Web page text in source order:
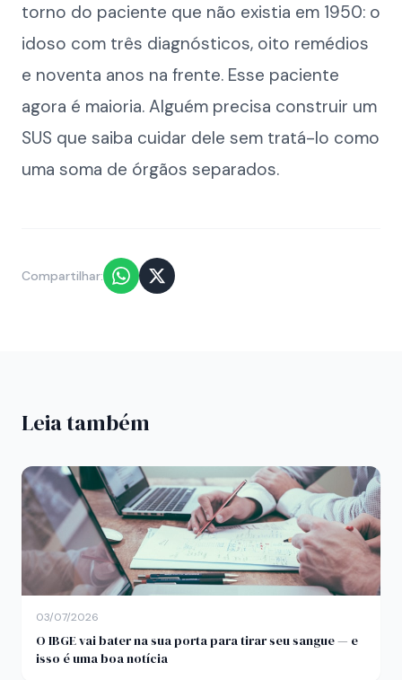
torno do paciente que não existia em 1950: o
idoso com três diagnósticos, oito remédios
e noventa anos na frente. Esse paciente
agora é maioria. Alguém precisa construir um
SUS que saiba cuidar dele sem tratá-lo como
uma soma de órgãos separados.
Compartilhar:
Leia também
03/07/2026
O IBGE vai bater na sua porta para tirar seu sangue — e
isso é uma boa notícia